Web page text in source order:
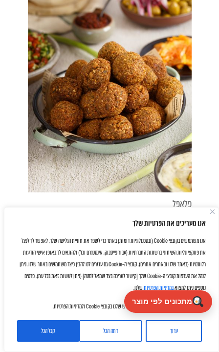
אנו מעריכים את הפרטיות שלך
אנו משתמשים בקובצי Cookie (ובטכנולוגיות דומות) באתר כדי לשפר את חוויית הגלישה שלך, לאפשר לך לנצל
את פונקציונליות השיתוף ברשתות החברתיות (עבור פייסבוק, אינסטגרם וכו') ולהתאים לך באופן אישי הודעות
רלוונטיות (באתר שלנו ובאתרים אחרים). קובצי ה-Cookie גם עוזרים לנו להבין כיצד משתמשים באתר שלנו. ניתן
לנהל את העדפות קובצי ה-Cookie שלך [קישור לעריכה בצד שמאל למטה] (ניתן לעשות זאת בכל עת). פרטים
נוספים ניתן למצואבמדיניות הפרטיותשלנו.
על ידי לחיצה על "אישור" את/ה מסכימ/ה לשימוש שלנו בקובצי Cookie ולמדיניות הפרטיות.
ערוך דחה הכל קבל הכל
פלאפל
Email
מתכונים לפי מוצר